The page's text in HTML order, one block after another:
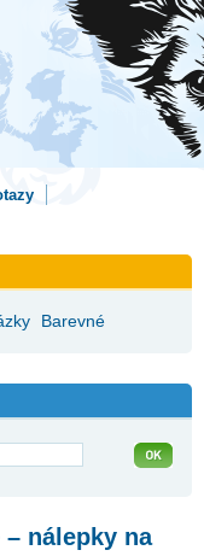
Barevné
nálepky na